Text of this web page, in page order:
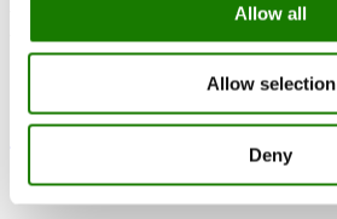
Allow all
Allow selection
Deny
Discontinued models
Q-Tee